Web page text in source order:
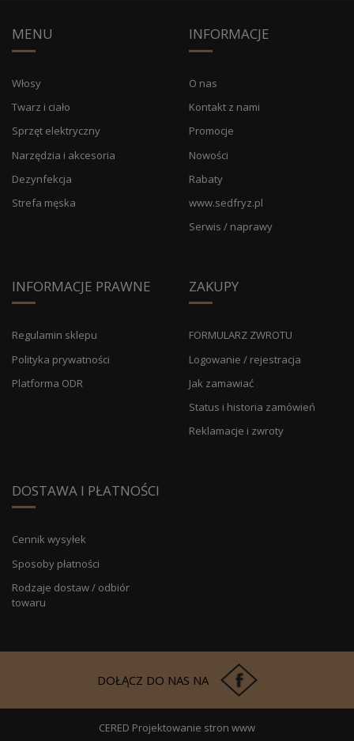
MENU
Włosy
Twarz i ciało
Sprzęt elektryczny
Narzędzia i akcesoria
Dezynfekcja
Strefa męska
INFORMACJE
O nas
Kontakt z nami
Promocje
Nowości
Rabaty
www.sedfryz.pl
Serwis / naprawy
INFORMACJE PRAWNE
Regulamin sklepu
Polityka prywatności
Platforma ODR
ZAKUPY
FORMULARZ ZWROTU
Logowanie / rejestracja
Jak zamawiać
Status i historia zamówień
Reklamacje i zwroty
DOSTAWA I PŁATNOŚCI
Cennik wysyłek
Sposoby płatności
Rodzaje dostaw / odbiór
towaru
DOŁĄCZ DO NAS NA
CERED Projektowanie stron www